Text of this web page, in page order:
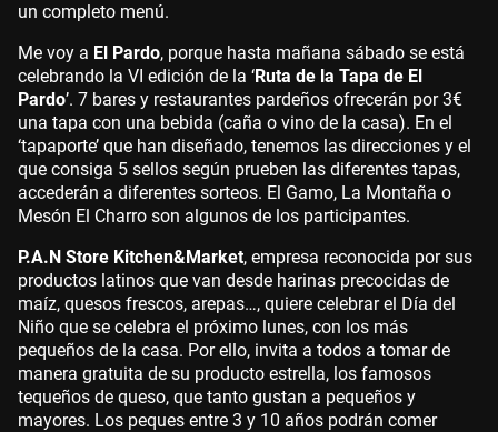
un completo menú.
Me voy a El Pardo, porque hasta mañana sábado se está
celebrando la VI edición de la ‘Ruta de la Tapa de El
Pardo’. 7 bares y restaurantes pardeños ofrecerán por 3€
una tapa con una bebida (caña o vino de la casa). En el
‘tapaporte’ que han diseñado, tenemos las direcciones y el
que consiga 5 sellos según prueben las diferentes tapas,
accederán a diferentes sorteos. El Gamo, La Montaña o
Mesón El Charro son algunos de los participantes.
P.A.N Store Kitchen&Market, empresa reconocida por sus
productos latinos que van desde harinas precocidas de
maíz, quesos frescos, arepas…, quiere celebrar el Día del
Niño que se celebra el próximo lunes, con los más
pequeños de la casa. Por ello, invita a todos a tomar de
manera gratuita de su producto estrella, los famosos
tequeños de queso, que tanto gustan a pequeños y
mayores. Los peques entre 3 y 10 años podrán comer